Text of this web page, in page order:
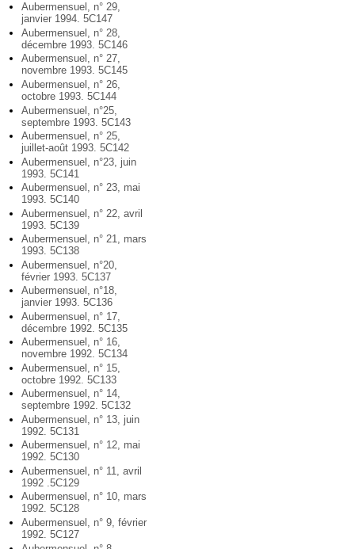
Aubermensuel, n° 29,
janvier 1994. 5C147
Aubermensuel, n° 28,
décembre 1993. 5C146
Aubermensuel, n° 27,
novembre 1993. 5C145
Aubermensuel, n° 26,
octobre 1993. 5C144
Aubermensuel, n°25,
septembre 1993. 5C143
Aubermensuel, n° 25,
juillet-août 1993. 5C142
Aubermensuel, n°23, juin
1993. 5C141
Aubermensuel, n° 23, mai
1993. 5C140
Aubermensuel, n° 22, avril
1993. 5C139
Aubermensuel, n° 21, mars
1993. 5C138
Aubermensuel, n°20,
février 1993. 5C137
Aubermensuel, n°18,
janvier 1993. 5C136
Aubermensuel, n° 17,
décembre 1992. 5C135
Aubermensuel, n° 16,
novembre 1992. 5C134
Aubermensuel, n° 15,
octobre 1992. 5C133
Aubermensuel, n° 14,
septembre 1992. 5C132
Aubermensuel, n° 13, juin
1992. 5C131
Aubermensuel, n° 12, mai
1992. 5C130
Aubermensuel, n° 11, avril
1992 .5C129
Aubermensuel, n° 10, mars
1992. 5C128
Aubermensuel, n° 9, février
1992. 5C127